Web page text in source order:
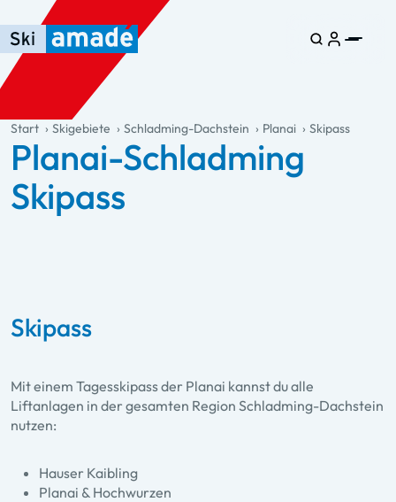
Zum Haupt-Inhalt springen
Springe zur Tabelle
Zur Haupt-Navigation springen
general.table-of-content
Start Skigebiete Schladming-Dachstein Planai Skipass
Planai-Schladming
Skipass
Skipass
Mit einem Tagesskipass der Planai kannst du alle
Liftanlagen in der gesamten Region Schladming-Dachstein
nutzen:
Hauser Kaibling
Planai & Hochwurzen